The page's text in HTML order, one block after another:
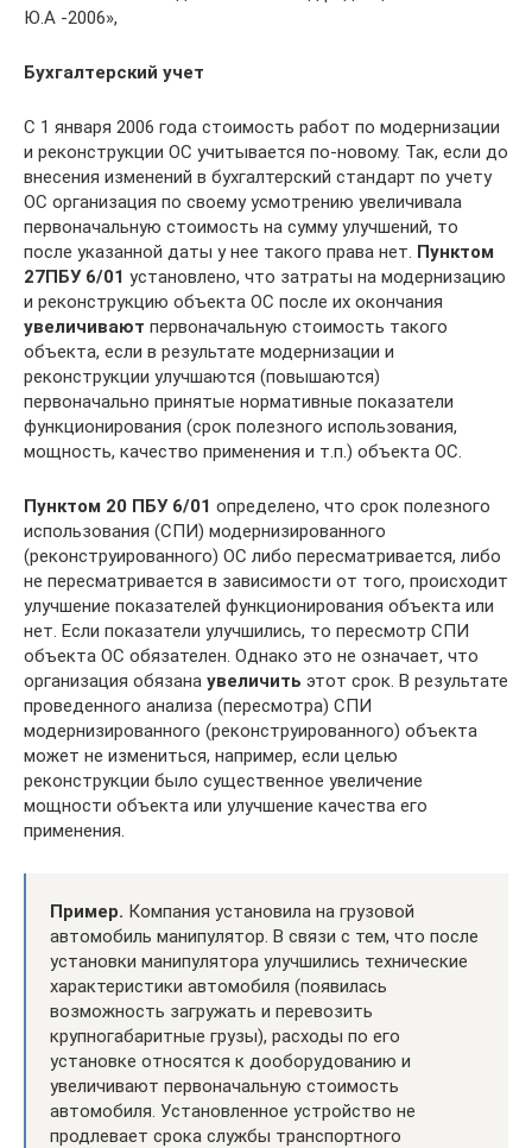
Ю.А -2006»,
Бухгалтерский учет
С 1 января 2006 года стоимость работ по модернизации
и реконструкции ОС учитывается по-новому. Так, если до
внесения изменений в бухгалтерский стандарт по учету
ОС организация по своему усмотрению увеличивала
первоначальную стоимость на сумму улучшений, то
после указанной даты у нее такого права нет. Пунктом
27ПБУ 6/01 установлено, что затраты на модернизацию
и реконструкцию объекта ОС после их окончания
увеличивают первоначальную стоимость такого
объекта, если в результате модернизации и
реконструкции улучшаются (повышаются)
первоначально принятые нормативные показатели
функционирования (срок полезного использования,
мощность, качество применения и т.п.) объекта ОС.
Пунктом 20 ПБУ 6/01 определено, что срок полезного
использования (СПИ) модернизированного
(реконструированного) ОС либо пересматривается, либо
не пересматривается в зависимости от того, происходит
улучшение показателей функционирования объекта или
нет. Если показатели улучшились, то пересмотр СПИ
объекта ОС обязателен. Однако это не означает, что
организация обязана увеличить этот срок. В результате
проведенного анализа (пересмотра) СПИ
модернизированного (реконструированного) объекта
может не измениться, например, если целью
реконструкции было существенное увеличение
мощности объекта или улучшение качества его
применения.
Пример. Компания установила на грузовой
автомобиль манипулятор. В связи с тем, что после
установки манипулятора улучшились технические
характеристики автомобиля (появилась
возможность загружать и перевозить
крупногабаритные грузы), расходы по его
установке относятся к дооборудованию и
увеличивают первоначальную стоимость
автомобиля. Установленное устройство не
продлевает срока службы транспортного